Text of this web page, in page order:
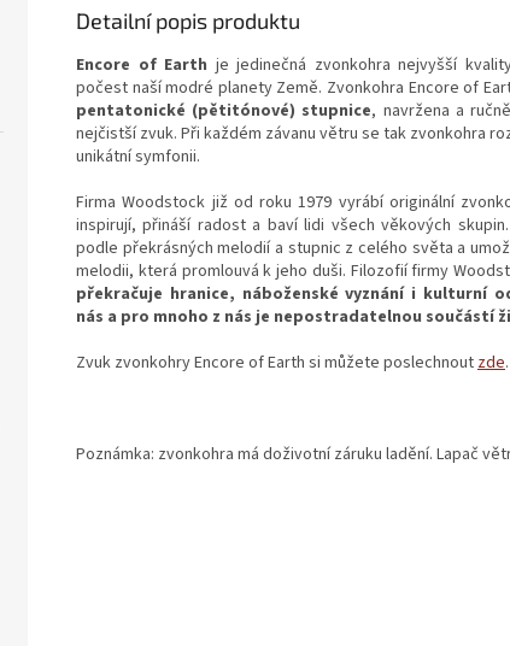
Detailní popis produktu
Encore of Earth je jedinečná zvonkohra nejvyšší
počest naší modré planety Země. Zvonkohra Encore of
pentatonické (pětitónové) stupnice, navržena a
nejčistší zvuk. Při každém závanu větru se tak zvonkohra
unikátní symfonii.
Firma Woodstock již od roku 1979 vyrábí originální
inspirují, přináší radost a baví lidi všech věkových
podle překrásných melodií a stupnic z celého světa a
melodii, která promlouvá k jeho duši. Filozofií firmy
překračuje hranice, náboženské vyznání i kulturní
nás a pro mnoho z nás je nepostradatelnou součástí
Zvuk zvonkohry Encore of Earth si můžete poslechnout zde.
Poznámka: zvonkohra má doživotní záruku ladění. Lapač